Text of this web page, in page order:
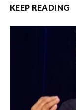
KEEP READING